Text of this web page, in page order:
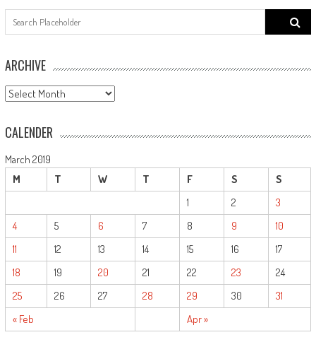
Search
for:
ARCHIVE
ARCHIVE
CALENDER
March 2019
M
T W T F S S
« Feb Apr »
1 2
3
4
5 6 7 8 9
10
11
12 13 14 15 16
17
18
19 20 21 22 23
24
25
26 27 28 29 30 31